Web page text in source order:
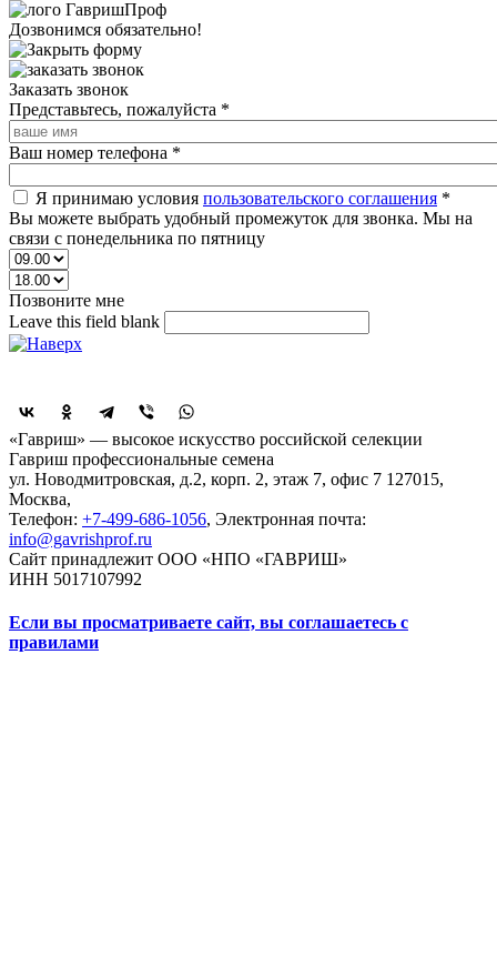
Дозвонимся обязательно!
Заказать звонок
Представьтесь, пожалуйста *
Ваш номер телефона *
Я принимаю условия пользовательского соглашения *
Вы можете выбрать удобный промежуток для звонка. Мы на
связи с понедельника по пятницу
Позвоните мне
Leave this field blank
«Гавриш» — высокое искусство российской селекции
Гавриш профессиональные семена
ул. Новодмитровская, д.2, корп. 2, этаж 7, офис 7 127015,
Москва,
Телефон: +7-499-686-1056, Электронная почта:
info@gavrishprof.ru
Сайт принадлежит ООО «НПО «ГАВРИШ»
ИНН 5017107992
Если вы просматриваете сайт, вы соглашаетесь с
правилами